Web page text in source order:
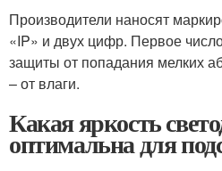
Производители наносят
«IP» и двух цифр. Первое
защиты от попадания мелких
– от влаги.
Какая яркость
оптимальна для